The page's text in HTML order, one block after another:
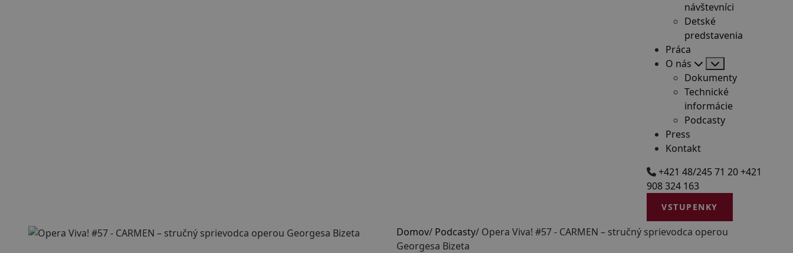
návštevníci
Detské
predstavenia
Práca
O nás
Dokumenty
Technické
informácie
Podcasty
Press
Kontakt
+421 48/245 71 20+421
908 324 163
VSTUPENKY
Domov/ Podcasty/ Opera Viva! #57 - CARMEN – stručný sprievodca operou
Georgesa Bizeta